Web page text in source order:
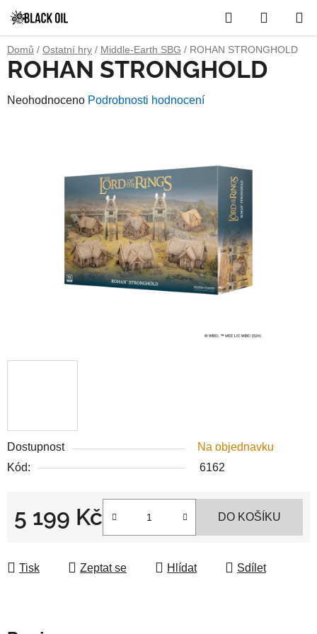
na
obsah
Hledat
KOŠÍK
Domů / Ostatní hry / Middle-Earth SBG / ROHAN STRONGHOLD
Dostupnost
Na objednavku
Kód:
6162
5 199 Kč DO KOŠÍKU
Tisk Zeptat se Hlídat Sdílet
ROHAN STRONGHOLD
Průměrné
Neohodnoceno Podrobnosti hodnocení